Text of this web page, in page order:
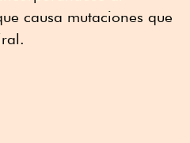
causa mutaciones que